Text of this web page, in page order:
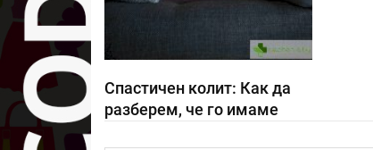
Спастичен колит: Как да
разберем, че го имаме